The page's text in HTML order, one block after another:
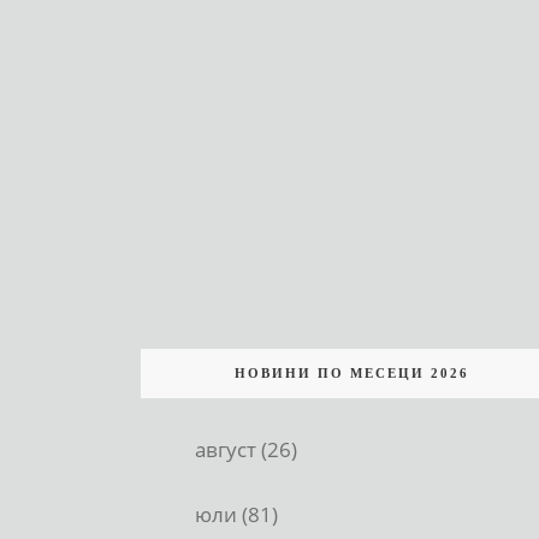
НОВИНИ ПО МЕСЕЦИ 2026
август (26)
юли (81)